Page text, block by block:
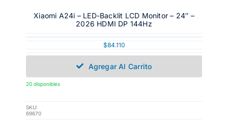
Xiaomi A24i – LED-Backlit LCD Monitor – 24″ –
2026 HDMI DP 144Hz
$84.110
Agregar Al Carrito
20 disponibles
SKU:
69670